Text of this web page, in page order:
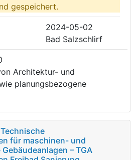
gespeichert.
2024-05-02
Bad Salzschlirf
Architektur- und
planungsbezogene
für maschinen- und
– TGA